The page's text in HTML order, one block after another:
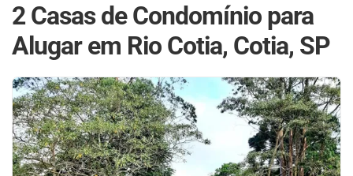
2 Casas de Condomínio para
Alugar em Rio Cotia, Cotia, SP